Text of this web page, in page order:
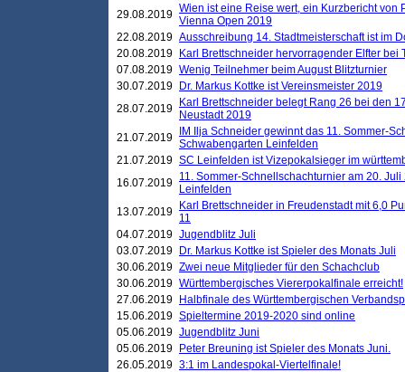
29.08.2019 Wien ist eine Reise wert, ein Kurzbericht von
Vienna Open 2019
22.08.2019 Ausschreibung 14. Stadtmeisterschaft ist im
20.08.2019
Karl Brettschneider hervorragender Elfter bei
07.08.2019 Wenig Teilnehmer beim August Blitzturnier
30.07.2019
Dr. Markus Kottke ist Vereinsmeister 2019
28.07.2019
Karl Brettschneider belegt Rang 26 bei den
Neustadt 2019
21.07.2019
IM Ilja Schneider gewinnt das 11. Sommer-
Schwabengarten Leinfelden
21.07.2019 SC Leinfelden ist Vizepokalsieger im
16.07.2019 11. Sommer-Schnellschachturnier am 20.
Leinfelden
13.07.2019
Karl Brettschneider in Freudenstadt mit 6,0
11
04.07.2019 Jugendblitz Juli
03.07.2019
Dr. Markus Kottke ist Spieler des Monats Juli
30.06.2019 Zwei neue Mitglieder für den Schachclub
30.06.2019 Württembergisches Viererpokalfinale erreicht!
27.06.2019
Halbfinale des Württembergischen
15.06.2019 Spieltermine 2019-2020 sind online
05.06.2019 Jugendblitz Juni
05.06.2019
Peter Breuning ist Spieler des Monats Juni.
26.05.2019 3:1 im Landespokal-Viertelfinale!